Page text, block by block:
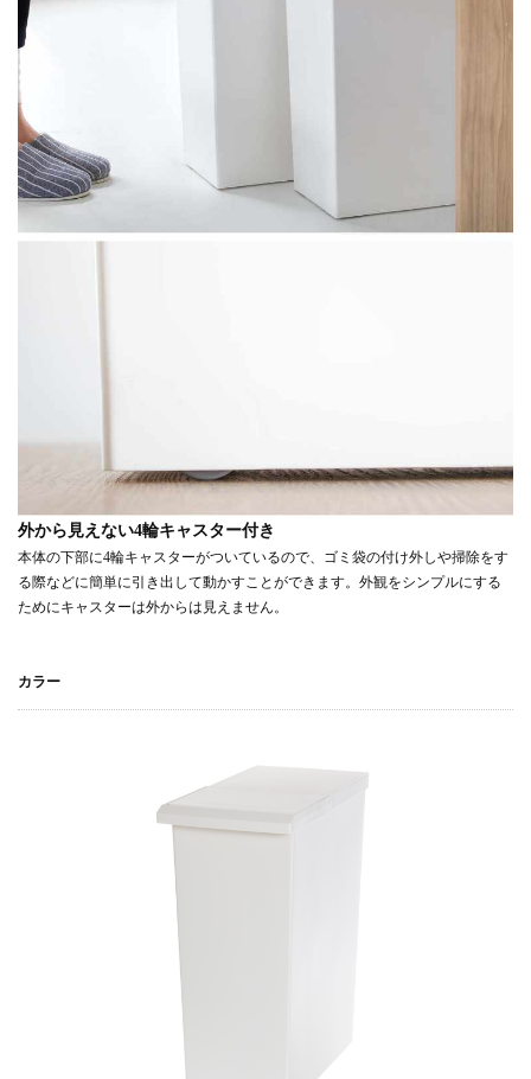
外から見えない4輪キャスター付き
本体の下部に4輪キャスターがついているので、ゴミ袋の付け外しや掃除をす
る際などに簡単に引き出して動かすことができます。外観をシンプルにする
ためにキャスターは外からは見えません。
カラー